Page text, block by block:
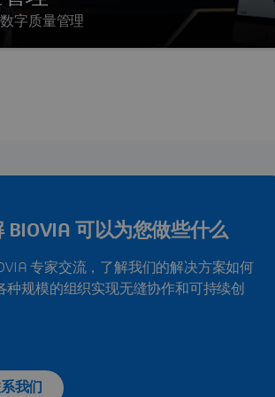
字质量管理
BIOVIA 可以为您做些什么
专家交流，了解我们的解决方案如何
种规模的组织实现无缝协作和可持续创
我们